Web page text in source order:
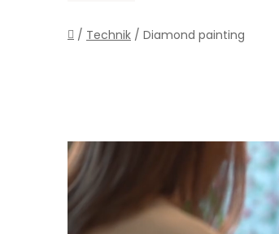
Startseite
/ Technik / Diamond painting